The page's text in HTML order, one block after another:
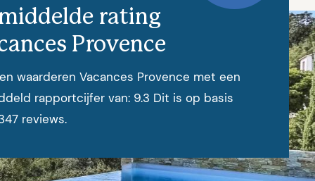
rating
Provence
waarderen Vacances Provence met een
rapportcijfer van: 9.3 Dit is op basis
reviews.